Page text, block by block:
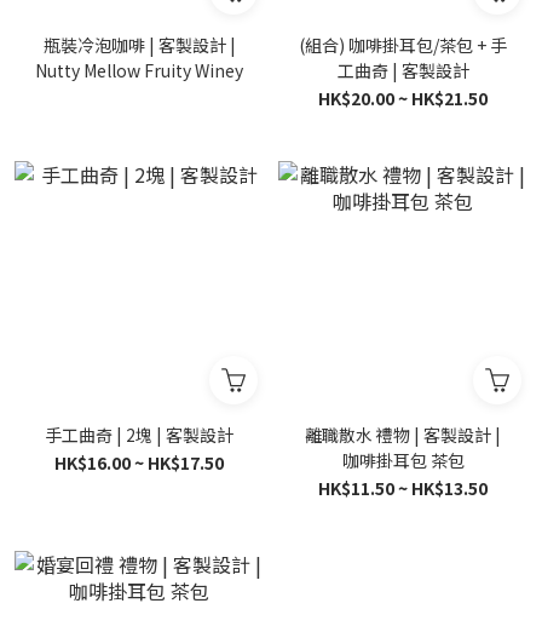
瓶裝冷泡咖啡 | 客製設計 |
Nutty Mellow Fruity Winey
(組合) 咖啡掛耳包/茶包 + 手
工曲奇 | 客製設計
HK$20.00 ~ HK$21.50
手工曲奇 | 2塊 | 客製設計
HK$16.00 ~ HK$17.50
離職散水 禮物 | 客製設計 |
咖啡掛耳包 茶包
HK$11.50 ~ HK$13.50